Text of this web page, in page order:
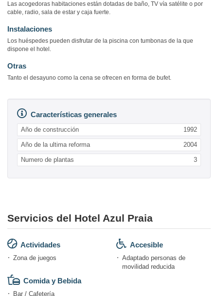
Las acogedoras habitaciones están dotadas de baño, TV vía satélite o por
cable, radio, sala de estar y caja fuerte.
Instalaciones
Los huéspedes pueden disfrutar de la piscina con tumbonas de la que
dispone el hotel.
Otras
Tanto el desayuno como la cena se ofrecen en forma de bufet.
Características generales
Año de construcción 1992
Año de la ultima reforma 2004
Numero de plantas 3
Servicios del Hotel Azul Praia
Actividades
Zona de juegos
Comida y Bebida
Bar / Cafetería
Accesible
Adaptado personas de
movilidad reducida